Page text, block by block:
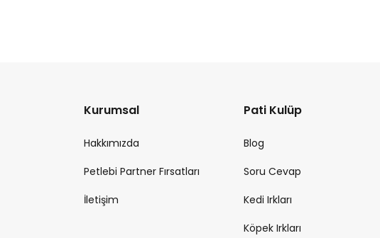
Kurumsal
Hakkımızda
Petlebi Partner Fırsatları
İletişim
Pati Kulüp
Blog
Soru Cevap
Kedi Irkları
Köpek Irkları